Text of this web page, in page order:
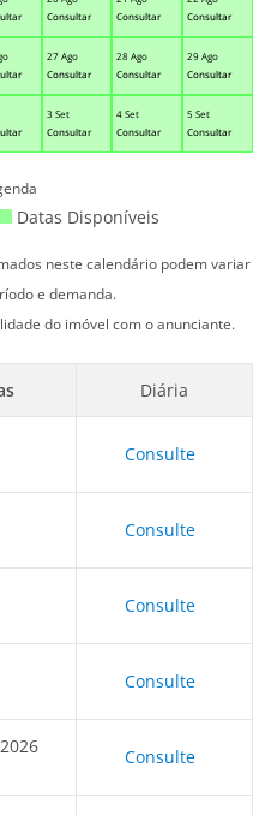
Consultar
Consultar
Consultar
27 Ago
Consultar
28 Ago
Consultar
29 Ago
Consultar
3 Set
Consultar
4 Set
Consultar
5 Set
Consultar
Datas Disponíveis
neste calendário podem variar
e demanda.
do imóvel com o anunciante.
Diária
Consulte
Consulte
Consulte
Consulte
Consulte